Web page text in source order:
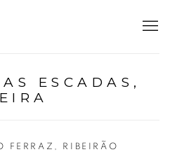
ESCADAS,
FERRAZ, RIBEIRÃO